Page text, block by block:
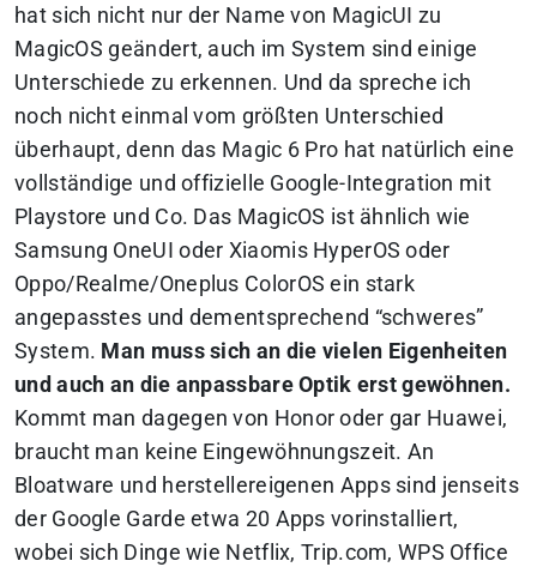
hat sich nicht nur der Name von MagicUI zu
MagicOS geändert, auch im System sind einige
Unterschiede zu erkennen. Und da spreche ich
noch nicht einmal vom größten Unterschied
überhaupt, denn das Magic 6 Pro hat natürlich eine
vollständige und offizielle Google-Integration mit
Playstore und Co. Das MagicOS ist ähnlich wie
Samsung OneUI oder Xiaomis HyperOS oder
Oppo/Realme/Oneplus ColorOS ein stark
angepasstes und dementsprechend “schweres”
System. Man muss sich an die vielen Eigenheiten
und auch an die anpassbare Optik erst gewöhnen.
Kommt man dagegen von Honor oder gar Huawei,
braucht man keine Eingewöhnungszeit. An
Bloatware und herstellereigenen Apps sind jenseits
der Google Garde etwa 20 Apps vorinstalliert,
wobei sich Dinge wie Netflix, Trip.com, WPS Office